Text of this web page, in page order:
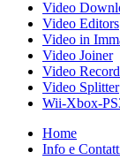
Video
Video Editors
Video in
Video Joiner
Video
Video Splitter
Wii-Xbox-
Home
Info e